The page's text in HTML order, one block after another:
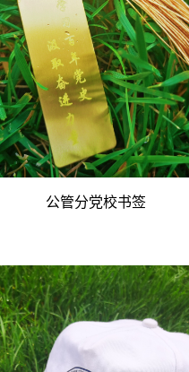
公管分党校书签